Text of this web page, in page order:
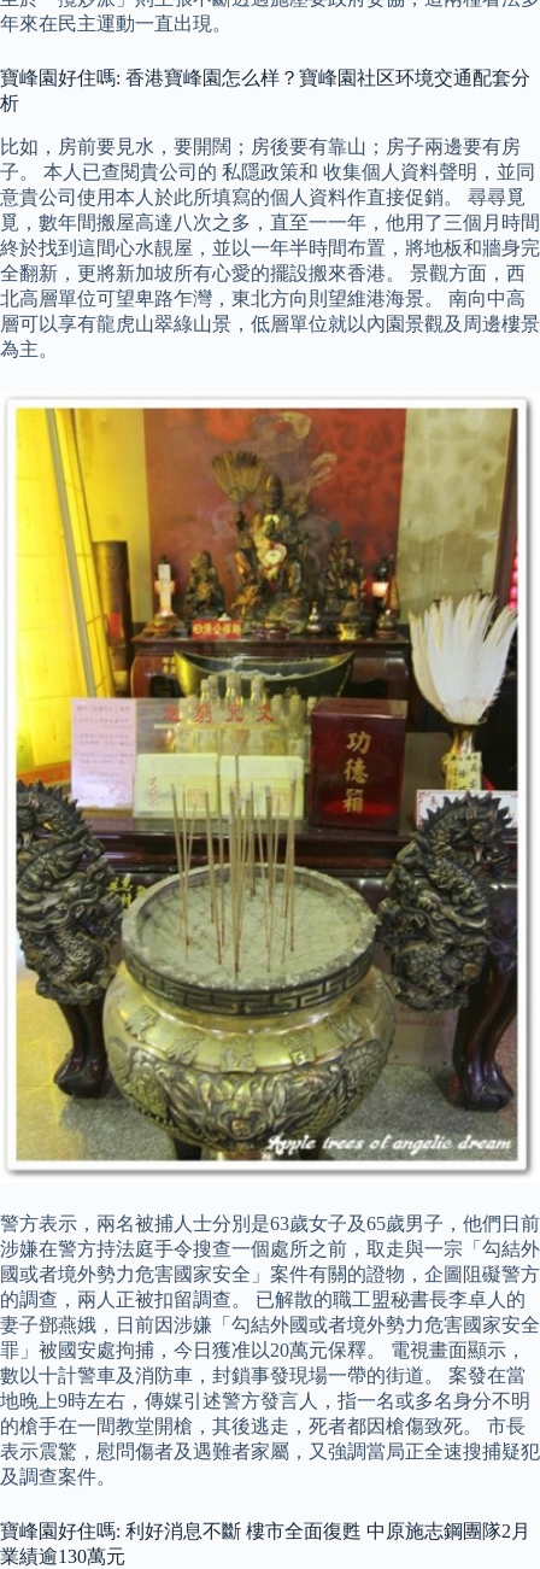
年來在民主運動一直出現。
寶峰園好住嗎: 香港寶峰園怎么样？寶峰園社区环境交通配套分
析
比如，房前要見水，要開闊；房後要有靠山；房子兩邊要有房
子。 本人已查閱貴公司的 私隱政策和 收集個人資料聲明，並同
意貴公司使用本人於此所填寫的個人資料作直接促銷。 尋尋覓
覓，數年間搬屋高達八次之多，直至一一年，他用了三個月時間
終於找到這間心水靚屋，並以一年半時間布置，將地板和牆身完
全翻新，更將新加坡所有心愛的擺設搬來香港。 景觀方面，西
北高層單位可望卑路乍灣，東北方向則望維港海景。 南向中高
層可以享有龍虎山翠綠山景，低層單位就以內園景觀及周邊樓景
為主。
警方表示，兩名被捕人士分別是63歲女子及65歲男子，他們日前
涉嫌在警方持法庭手令搜查一個處所之前，取走與一宗「勾結外
國或者境外勢力危害國家安全」案件有關的證物，企圖阻礙警方
的調查，兩人正被扣留調查。 已解散的職工盟秘書長李卓人的
妻子鄧燕娥，日前因涉嫌「勾結外國或者境外勢力危害國家安全
罪」被國安處拘捕，今日獲准以20萬元保釋。 電視畫面顯示，
數以十計警車及消防車，封鎖事發現場一帶的街道。 案發在當
地晚上9時左右，傳媒引述警方發言人，指一名或多名身分不明
的槍手在一間教堂開槍，其後逃走，死者都因槍傷致死。 市長
表示震驚，慰問傷者及遇難者家屬，又強調當局正全速搜捕疑犯
及調查案件。
寶峰園好住嗎: 利好消息不斷 樓市全面復甦 中原施志鋼團隊2月
業績逾130萬元